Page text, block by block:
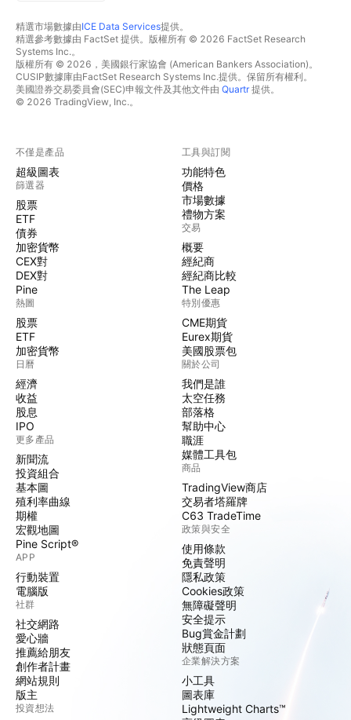
精選市場數據由ICE Data Services提供。
精選參考數據由 FactSet 提供。版權所有 © 2026 FactSet Research
Systems Inc.。
版權所有 © 2026，美國銀行家協會 (American Bankers Association)。
CUSIP數據庫由FactSet Research Systems Inc.提供。保留所有權利。
美國證券交易委員會(SEC)申報文件及其他文件由 Quartr提供。
© 2026 TradingView, Inc.。
不僅是產品
超級圖表
篩選器
股票
ETF
債券
加密貨幣
CEX對
DEX對
Pine
熱圖
股票
ETF
加密貨幣
日曆
經濟
收益
股息
IPO
更多產品
新聞流
投資組合
基本圖
殖利率曲線
期權
宏觀地圖
Pine Script®
APP
行動裝置
電腦版
社群
社交網路
愛心牆
推薦給朋友
創作者計畫
網站規則
版主
投資想法
工具與訂閱
功能特色
價格
市場數據
禮物方案
交易
概要
經紀商
經紀商比較
The Leap
特別優惠
CME期貨
Eurex期貨
美國股票包
關於公司
我們是誰
太空任務
部落格
幫助中心
職涯
媒體工具包
商品
TradingView商店
交易者塔羅牌
C63 TradeTime
政策與安全
使用條款
免責聲明
隱私政策
Cookies政策
無障礙聲明
安全提示
Bug賞金計劃
狀態頁面
企業解決方案
小工具
圖表庫
Lightweight Charts™